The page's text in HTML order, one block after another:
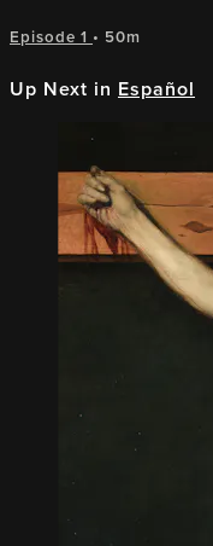
Episode 1 • 50m
Up Next in Español